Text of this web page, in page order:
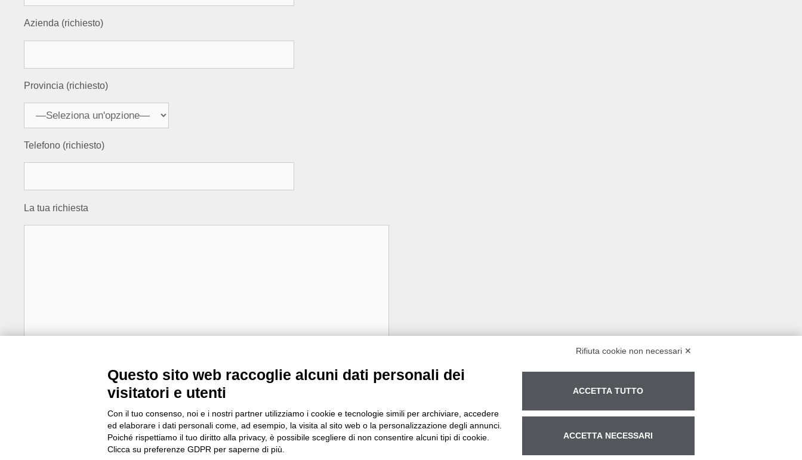
Azienda (richiesto)
Provincia (richiesto)
Telefono (richiesto)
La tua richiesta
Rifiuta cookie non necessari ✕
Questo sito web raccoglie alcuni dati personali dei
visitatori e utenti
Con il tuo consenso, noi e i nostri partner utilizziamo i cookie e tecnologie simili per archiviare, accedere
ed elaborare i dati personali come, ad esempio, la visita al sito web o la personalizzazione degli annunci.
Poiché rispettiamo il tuo diritto alla privacy, è possibile scegliere di non consentire alcuni tipi di cookie.
Clicca su preferenze GDPR per saperne di più.
ACCETTA TUTTO
ACCETTA NECESSARI